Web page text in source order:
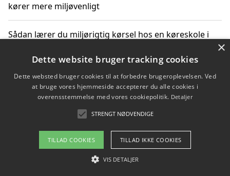
kører mere miljøvenligt
Sådan lærer du miljørigtig kørsel hos en køreskole i
Copyright 2026 - Pilanto Aps
Om / kontakt
×
Dette website bruger tracking cookies
Dette websted bruger cookies til at forbedre brugeroplevelsen. Ved
at bruge vores hjemmeside accepterer du alle cookies i
overensstemmelse med vores cookiepolitik. Detaljer
STRENGT NØDVENDIGE
TILLAD COOKIES TILLAD IKKE COOKIES
VIS DETALJER